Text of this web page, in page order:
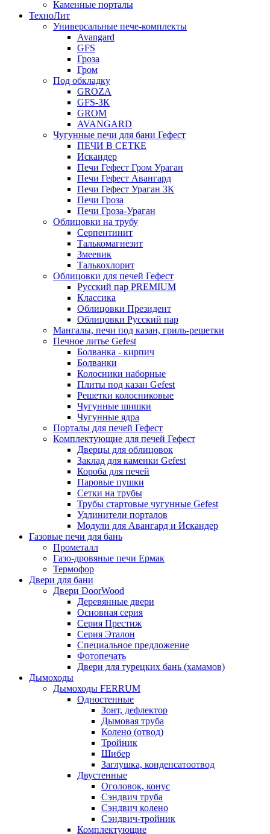
Каменные порталы
ТехноЛит
Универсальные пече-комплекты
Avangard
GFS
Гроза
Гром
Под обкладку
GROZA
GFS-ЗК
GROM
AVANGARD
Чугунные печи для бани Гефест
ПЕЧИ В СЕТКЕ
Искандер
Печи Гефест Гром Ураган
Печи Гефест Авангард
Печи Гефест Ураган ЗК
Печи Гроза
Печи Гроза-Ураган
Облицовки на трубу
Серпентинит
Талькомагнезит
Змеевик
Талькохлорит
Облицовки для печей Гефест
Русский пар PREMIUM
Классика
Облицовки Президент
Облицовки Русский пар
Мангалы, печи под казан, гриль-решетки
Печное литье Gefest
Болванка - кирпич
Болванки
Колосники наборные
Плиты под казан Gefest
Решетки колосниковые
Чугунные шишки
Чугунные ядра
Порталы для печей Гефест
Комплектующие для печей Гефест
Дверцы для облицовок
Заклад для каменки Gefest
Короба для печей
Паровые пушки
Сетки на трубы
Трубы стартовые чугунные Gefest
Удлинители порталов
Модули для Авангард и Искандер
Газовые печи для бань
Прометалл
Газо-дровяные печи Ермак
Термофор
Двери для бани
Двери DoorWood
Деревянные двери
Основная серия
Серия Престиж
Серия Эталон
Специальное предложение
Фотопечать
Двери для турецких бань (хамамов)
Дымоходы
Дымоходы FERRUM
Одностенные
Зонт, дефлектор
Дымовая труба
Колено (отвод)
Тройник
Шибер
Заглушка, конденсатоотвод
Двустенные
Оголовок, конус
Сэндвич труба
Сэндвич колено
Сэндвич-тройник
Комплектующие